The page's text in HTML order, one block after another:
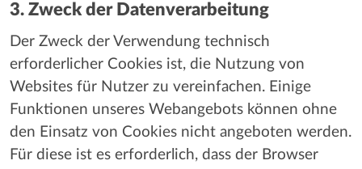
3. Zweck der Datenverarbeitung
Der Zweck der Verwendung technisch
erforderlicher Cookies ist, die Nutzung von
Websites für Nutzer zu vereinfachen. Einige
Funktionen unseres Webangebots können ohne
den Einsatz von Cookies nicht angeboten werden.
Für diese ist es erforderlich, dass der Browser